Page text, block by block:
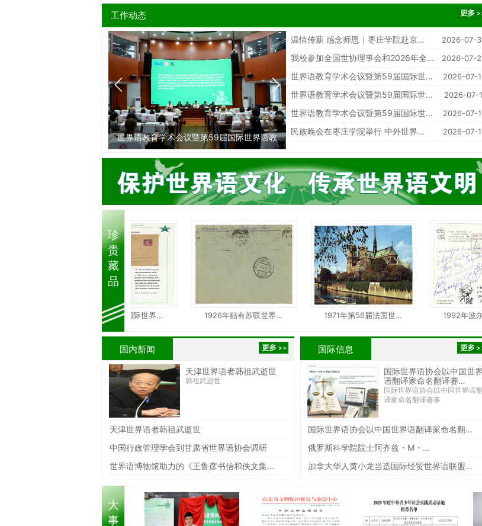
工作动态
世界语教育学术会议暨第59届国际世界语教
师协会大会圆满闭幕
世界语教育学术会议暨第59届国际世界语教
师协会大会在我校隆重开幕
2026-07-
温情传薪 感念师恩｜枣庄学院赴京…
2026-07-
我校参加全国世协理事会和2026年全…
2026-07-
世界语教育学术会议暨第59届国际世…
2026-07-
世界语教育学术会议暨第59届国际世…
2026-07-
世界语教育学术会议暨第59届国际世…
2026-07-
民族晚会在枣庄学院举行 中外世界…
珍
贵
藏
品
1905年首届国际世界… 1926年贴有苏联世界… 1971年第56届法国世… 1992年波尔
国内新闻
天津世界语者韩祖武逝世
韩祖武逝世
天津世界语者韩祖武逝世
中国行政管理学会到甘肃省世界语协会调研
世界语博物馆助力的《王鲁彦书信和佚文集…
国际信息
国际世界语协会以中国世界
语翻译家命名翻译赛…
国际世界语协会以中国世界语
译家命名翻译赛事
国际世界语协会以中国世界语翻译家命名翻…
俄罗斯科学院院士阿齐兹・M・…
加拿大华人黄小龙当选国际经贸世界语联盟…
红色世界语者系列展… 1984年世界
大
事